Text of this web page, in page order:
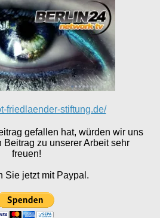
friedlaender-stiftung.de/
gefallen hat, würden wir uns
Beitrag zu unserer Arbeit sehr
freuen!
Sie jetzt mit Paypal.